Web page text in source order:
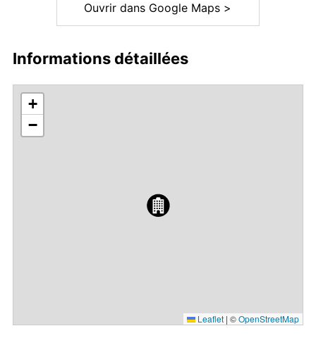
Ouvrir dans Google Maps >
Informations détaillées
+
−
Leaflet | ©OpenStreetMap